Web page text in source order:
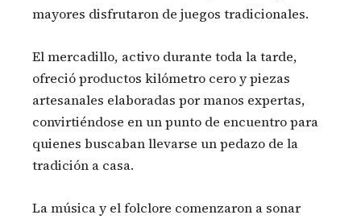
mayores disfrutaron de juegos tradicionales.
El mercadillo, activo durante toda la tarde,
ofreció productos kilómetro cero y piezas
artesanales elaboradas por manos expertas,
convirtiéndose en un punto de encuentro para
quienes buscaban llevarse un pedazo de la
tradición a casa.
La música y el folclore comenzaron a sonar